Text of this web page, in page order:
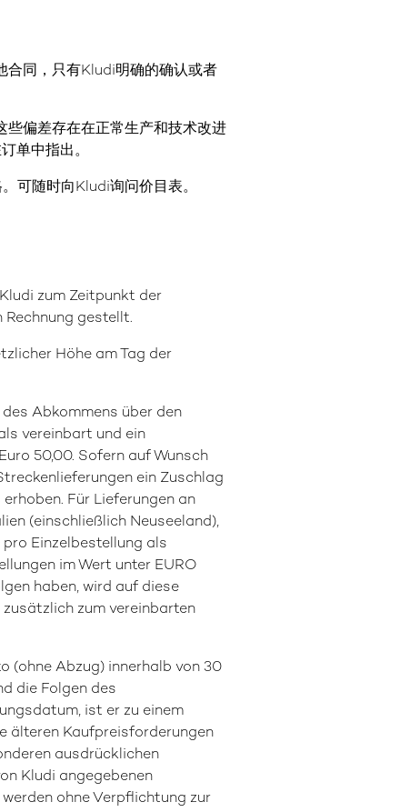
合同，只有Kludi明确的确认或者
些偏差存在在正常生产和技术改进
单中指出。
可随时向Kludi询问价目表。
zum Zeitpunkt der
Rechnung gestellt.
Höhe am Tag der
Abkommens über den
vereinbart und ein
50,00. Sofern auf Wunsch
ein Zuschlag
Für Lieferungen an
(einschließlich Neuseeland),
Einzelbestellung als
im Wert unter EURO
haben, wird auf diese
zum vereinbarten
(ohne Abzug) innerhalb von 30
die Folgen des
ist er zu einem
älteren Kaufpreisforderungen
ausdrücklichen
Kludi angegebenen
ohne Verpflichtung zur